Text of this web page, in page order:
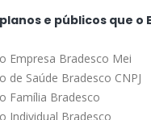
e públicos que
Empresa Bradesco Mei
de Saúde Bradesco CNPJ
Família Bradesco
Individual Bradesco